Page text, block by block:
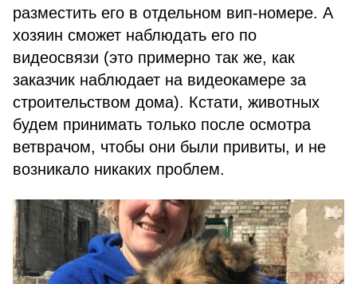
разместить его в отдельном вип-номере. А
хозяин сможет наблюдать его по
видеосвязи (это примерно так же, как
заказчик наблюдает на видеокамере за
строительством дома). Кстати, животных
будем принимать только после осмотра
ветврачом, чтобы они были привиты, и не
возникало никаких проблем.